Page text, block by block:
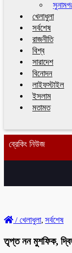
খেলাধুলা
সর্বশেষ
রাজনীতি
বিশ্ব
সারাদেশ
বিনোদন
লাইফস্টাইল
ইসলাম
মতামত
ব্রেকিং নিউজ
/ খেলাধুলা, সর্বশেষ
তৃপ্ত নন মুশফিক,